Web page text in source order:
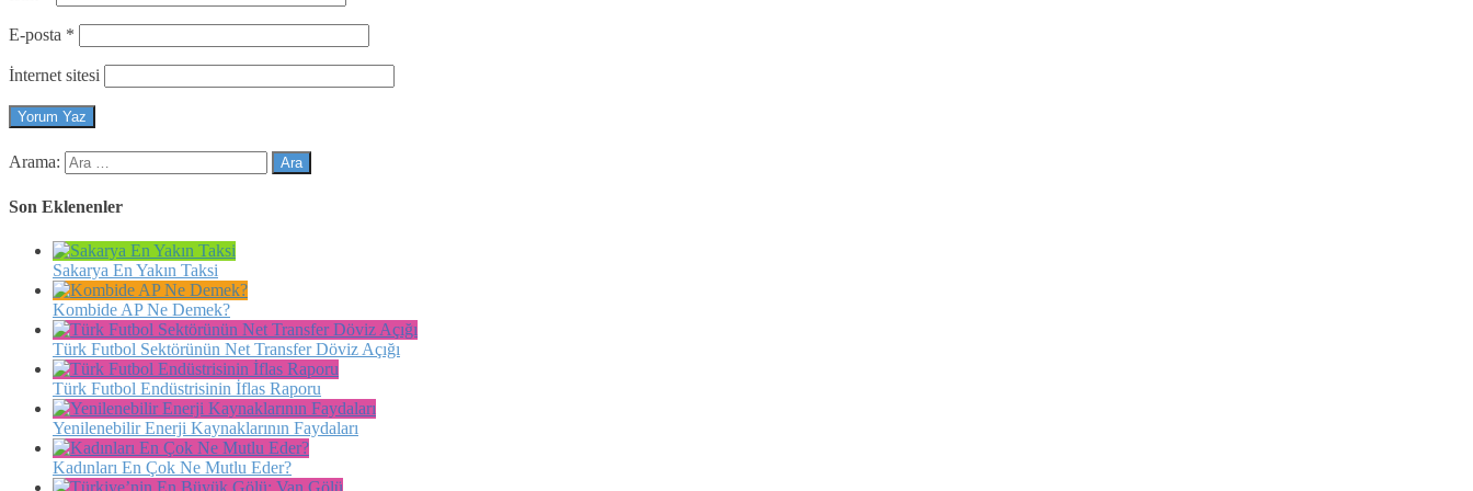
E-posta *
İnternet sitesi
Arama:
Son Eklenenler
Sakarya En Yakın Taksi
Kombide AP Ne Demek?
Türk Futbol Sektörünün Net Transfer Döviz Açığı
Türk Futbol Endüstrisinin İflas Raporu
Yenilenebilir Enerji Kaynaklarının Faydaları
Kadınları En Çok Ne Mutlu Eder?